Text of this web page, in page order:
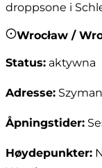
droppsone i
Wrocław /
Status: aktywna
Adresse:
Åpningstider:
Høydepunkter: